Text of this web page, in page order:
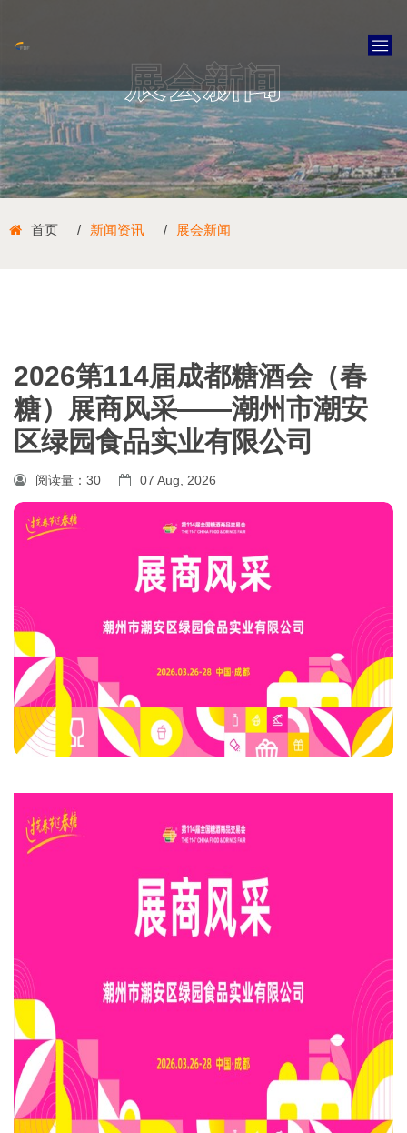
展会新闻
首页 新闻资讯 展会新闻
2026第114届成都糖酒会（春
糖）展商风采——潮州市潮安
区绿园食品实业有限公司
阅读量： 30 07 Aug, 2026